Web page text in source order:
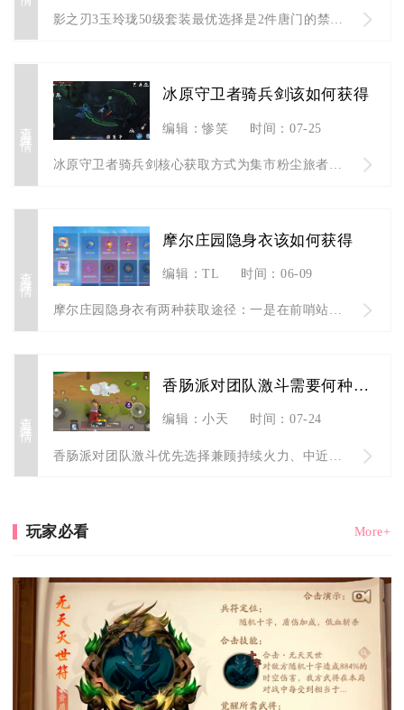
冰原守卫者骑兵剑该如何获得
编辑：惨笑 时间：07-25
查看详情
摩尔庄园隐身衣该如何获得
编辑：TL 时间：06-09
摩尔庄园隐身衣有两种获取途径：一是在前哨站左侧树桩拾取限时任...
查看详情
香肠派对团队激斗需要何种类型的武器
编辑：小天 时间：07-24
玩家必看 More+